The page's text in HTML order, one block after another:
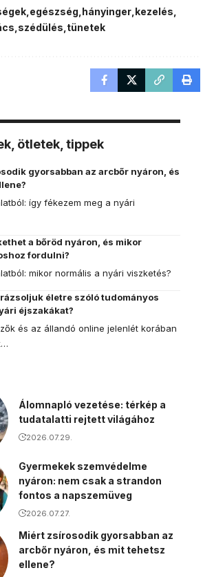
egészség hányinger kezelés
szédülés tünetek
ötletek, tippek
gyorsabban az arcbőr nyáron, és
így fékezem meg a nyári
a bőröd nyáron, és mikor
fordulni?
mikor normális a nyári viszketés?
életre szóló tudományos
éjszakákat?
és az állandó online jelenlét korában
Álomnapló vezetése: térkép a
tudatalatti rejtett világához
2026.07.29.
Gyermekek szemvédelme
nyáron: nem csak a strandon
fontos a napszemüveg
2026.07.27.
Miért zsírosodik gyorsabban az
arcbőr nyáron, és mit tehetsz
ellene?